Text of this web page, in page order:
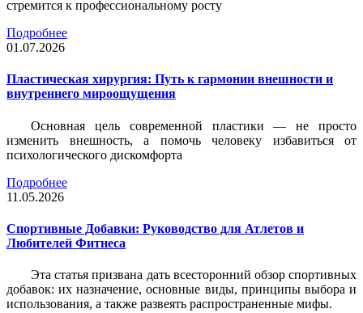
стремится к профессиональному росту
Подробнее
01.07.2026
Пластическая хирургия: Путь к гармонии внешности и
внутреннего мироощущения
Основная цель современной пластики — не просто
изменить внешность, а помочь человеку избавиться от
психологического дискомфорта
Подробнее
11.05.2026
Спортивные Добавки: Руководство для Атлетов и
Любителей Фитнеса
Эта статья призвана дать всесторонний обзор спортивных
добавок: их назначение, основные виды, принципы выбора и
использования, а также развеять распространенные мифы.